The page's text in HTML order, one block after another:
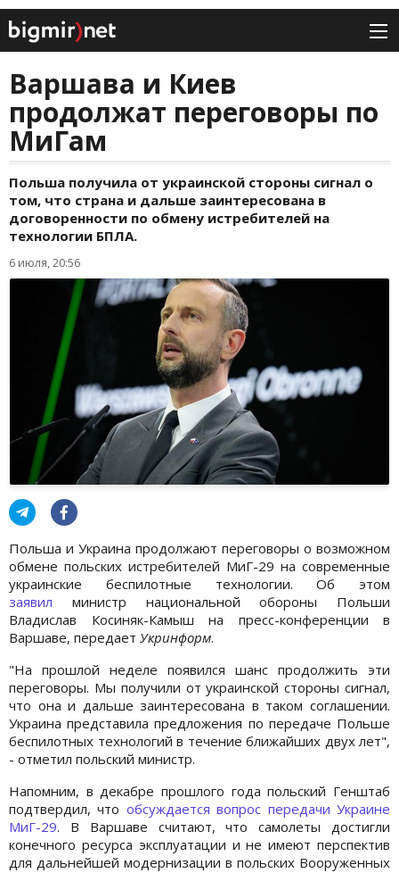
Варшава и Киев
продолжат переговоры по
МиГам
Польша получила от украинской стороны сигнал о
том, что страна и дальше заинтересована в
договоренности по обмену истребителей на
технологии БПЛА.
6 июля, 20:56
Польша и Украина продолжают переговоры о возможном
обмене польских истребителей МиГ-29 на современные
украинские беспилотные технологии. Об этом
заявил министр национальной обороны Польши
Владислав Косиняк-Камыш на пресс-конференции в
Варшаве, передает Укринформ.
"На прошлой неделе появился шанс продолжить эти
переговоры. Мы получили от украинской стороны сигнал,
что она и дальше заинтересована в таком соглашении.
Украина представила предложения по передаче Польше
беспилотных технологий в течение ближайших двух лет",
- отметил польский министр.
Напомним, в декабре прошлого года польский Генштаб
подтвердил, что обсуждается вопрос передачи Украине
МиГ-29. В Варшаве считают, что самолеты достигли
конечного ресурса эксплуатации и не имеют перспектив
для дальнейшей модернизации в польских Вооруженных